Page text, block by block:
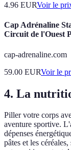
4.96 EURVoir le
Cap Adrénaline
Circuit de l'Ouest
cap-adrenaline.com
59.00 EURVoir le
4. La
Piller votre corps
aventure sportive.
dépenses
pâtes et les